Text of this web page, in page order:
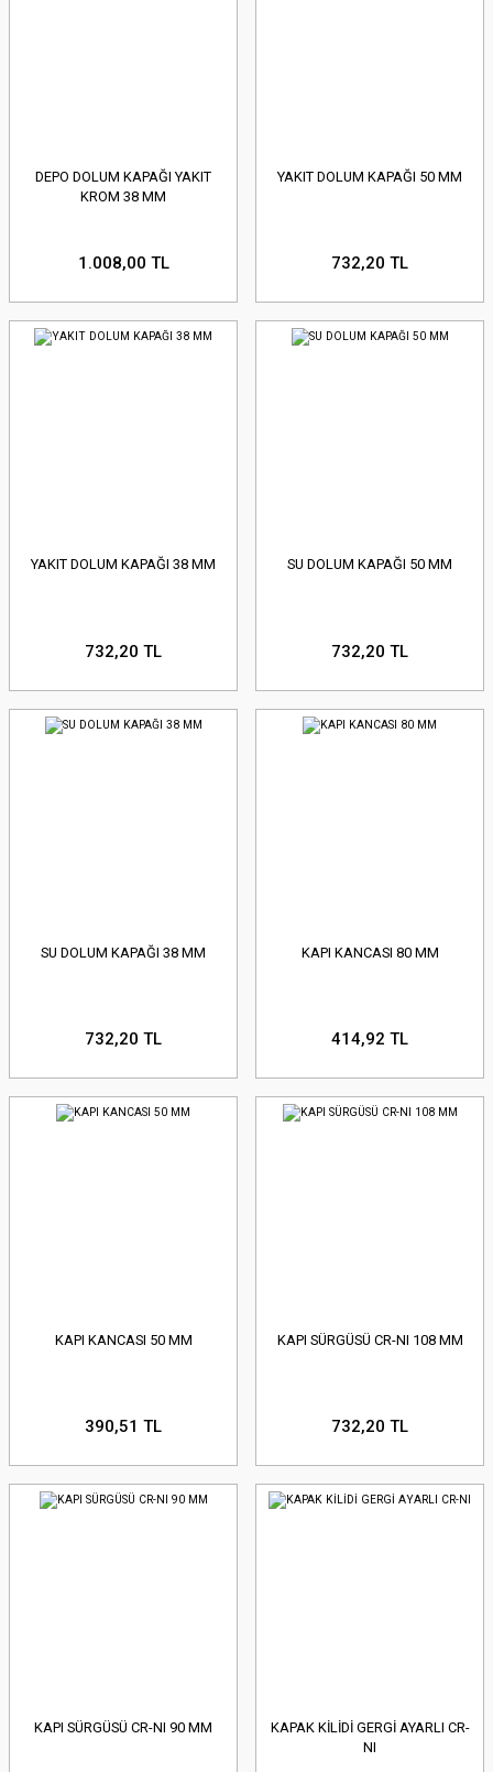
DEPO DOLUM KAPAĞI YAKIT
KROM 38 MM
1.008,00 TL
YAKIT DOLUM KAPAĞI 50 MM
732,20 TL
YAKIT DOLUM KAPAĞI 38 MM
732,20 TL
SU DOLUM KAPAĞI 50 MM
732,20 TL
SU DOLUM KAPAĞI 38 MM
732,20 TL
KAPI KANCASI 80 MM
414,92 TL
KAPI KANCASI 50 MM
390,51 TL
KAPI SÜRGÜSÜ CR-NI 108 MM
732,20 TL
KAPI SÜRGÜSÜ CR-NI 90 MM
KAPAK KİLİDİ GERGİ AYARLI CR-
NI